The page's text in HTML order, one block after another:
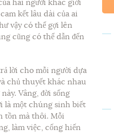
hai người khác giới
kết lâu dài của ai
vậy có thể gợi lên
cũng có thể dẫn đến
lời cho mỗi người dựa
chủ thuyết khác nhau
Vâng, đời sống
là một chúng sinh biết
tồn mà thôi. Mỗi
làm việc, cống hiến